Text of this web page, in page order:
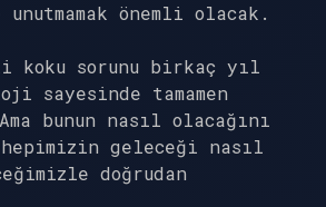
önemli olacak.
koku sorunu birkaç yıl
sayesinde tamamen
bunun nasıl olacağını
geleceği nasıl
doğrudan